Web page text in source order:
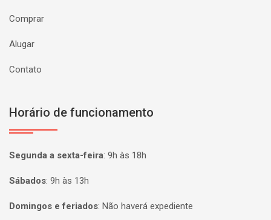
Comprar
Alugar
Contato
Horário de funcionamento
Segunda a sexta-feira: 9h às 18h
Sábados: 9h às 13h
Domingos e feriados: Não haverá expediente